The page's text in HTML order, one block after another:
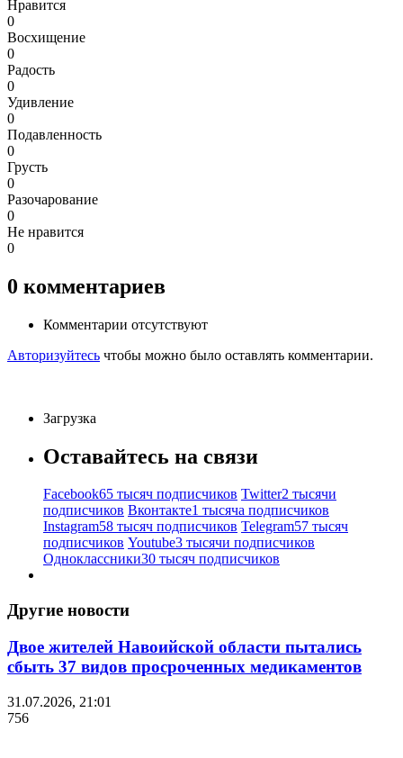
Нравится
0
Восхищение
0
Радость
0
Удивление
0
Подавленность
0
Грусть
0
Разочарование
0
Не нравится
0
0 комментариев
Комментарии отсутствуют
Авторизуйтесь чтобы можно было оставлять комментарии.
Загрузка
Оставайтесь на связи
Facebook65 тысяч подписчиков Twitter2 тысячи
подписчиков Вконтакте1 тысяча подписчиков
Instagram58 тысяч подписчиков Telegram57 тысяч
подписчиков Youtube3 тысячи подписчиков
Одноклассники30 тысяч подписчиков
Другие новости
Двое жителей Навоийской области пытались
сбыть 37 видов просроченных медикаментов
31.07.2026, 21:01
756